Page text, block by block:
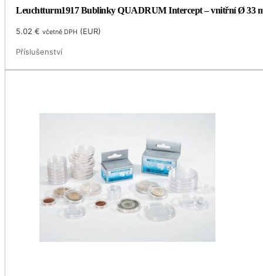
Leuchtturm1917 Bublinky QUADRUM Intercept – vnitřní Ø 33
5.02€ včetně DPH (EUR)
Příslušenství